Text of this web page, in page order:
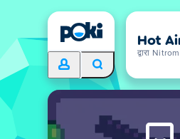
Hot
द्वारा